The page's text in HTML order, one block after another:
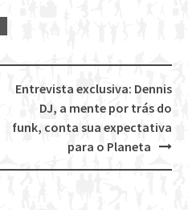
Entrevista exclusiva: Dennis
DJ, a mente por trás do
funk, conta sua expectativa
para o Planeta